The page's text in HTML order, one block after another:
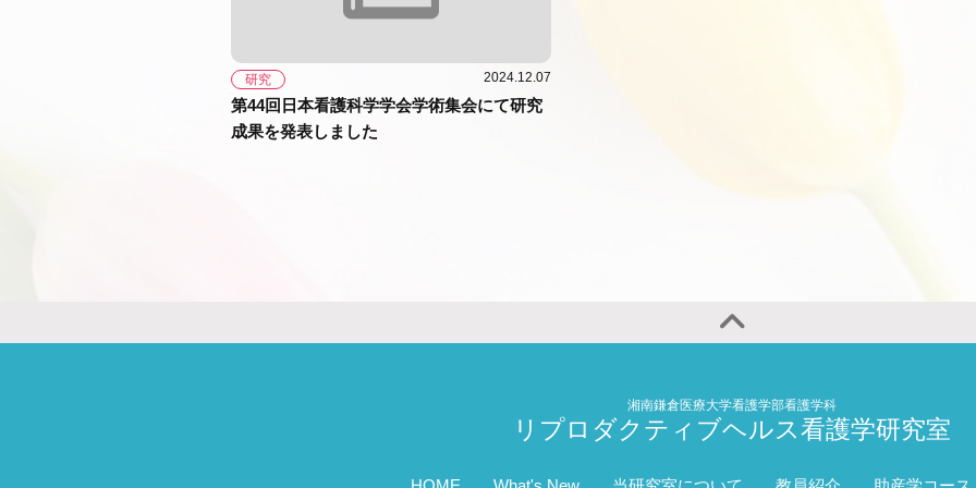
研究 2024.12.07
第44回日本看護科学学会学術集会にて研究
成果を発表しました
湘南鎌倉医療大学看護学部看護学科
リプロダクティブヘルス看護学研究室